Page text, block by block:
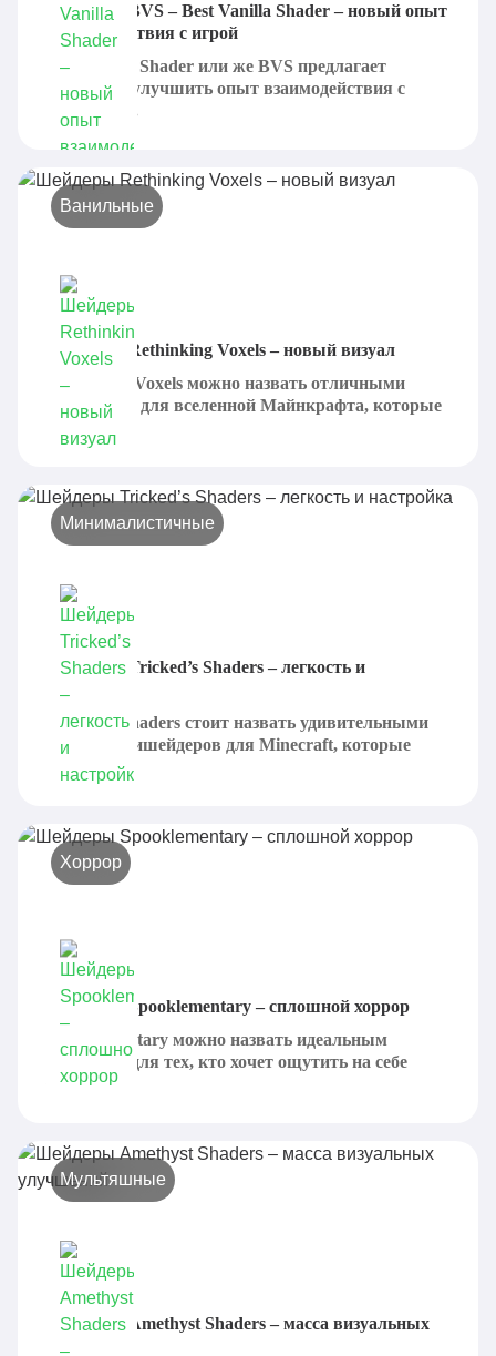
Шейдеры BVS – Best Vanilla Shader – новый опыт
взаимодействия с игрой
Best Vanilla Shader или же BVS предлагает
визуально улучшить опыт взаимодействия с
Minecraft!...
Ванильные
Шейдеры Rethinking Voxels – новый визуал
Rethinking Voxels можно назвать отличными
шейдерами для вселенной Майнкрафта, которые
Минималистичные
Шейдеры Tricked’s Shaders – легкость и
Tricked's Shaders стоит назвать удивительными
вариантамишейдеров для Minecraft, которые
были...
Хоррор
Шейдеры Spooklementary – сплошной хоррор
Spooklementary можно назвать идеальным
шейдером для тех, кто хочет ощутить на себе
тематику...
Мультяшные
Шейдеры Amethyst Shaders – масса визуальных